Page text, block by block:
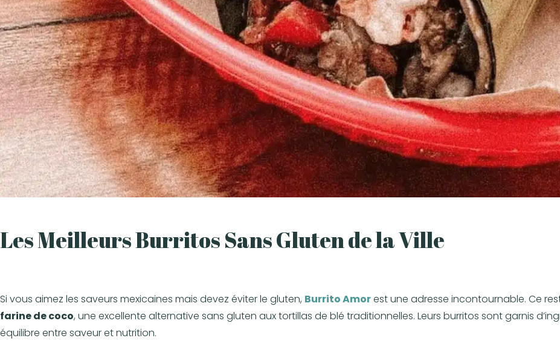
Les Meilleurs Burritos Sans Gluten de la Ville
Si vous aimez les saveurs mexicaines mais devez éviter le gluten, Burrito Amorest une adresse incontournable. Ce
farine de coco, une excellente alternative sans gluten aux tortillas de blé traditionnelles. Leurs burritos sont garnis
équilibre entre saveur et nutrition.